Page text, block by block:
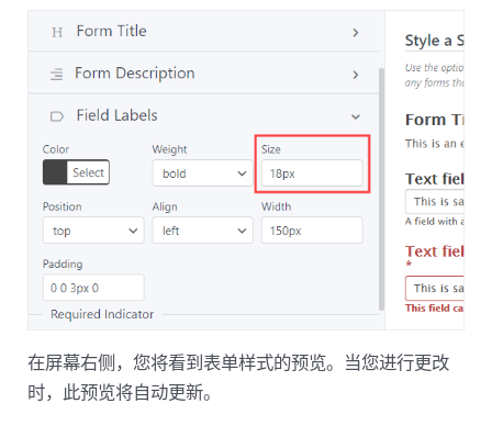
在屏幕右侧，您将看到表单样式的预览。当您进行更改
时，此预览将自动更新。